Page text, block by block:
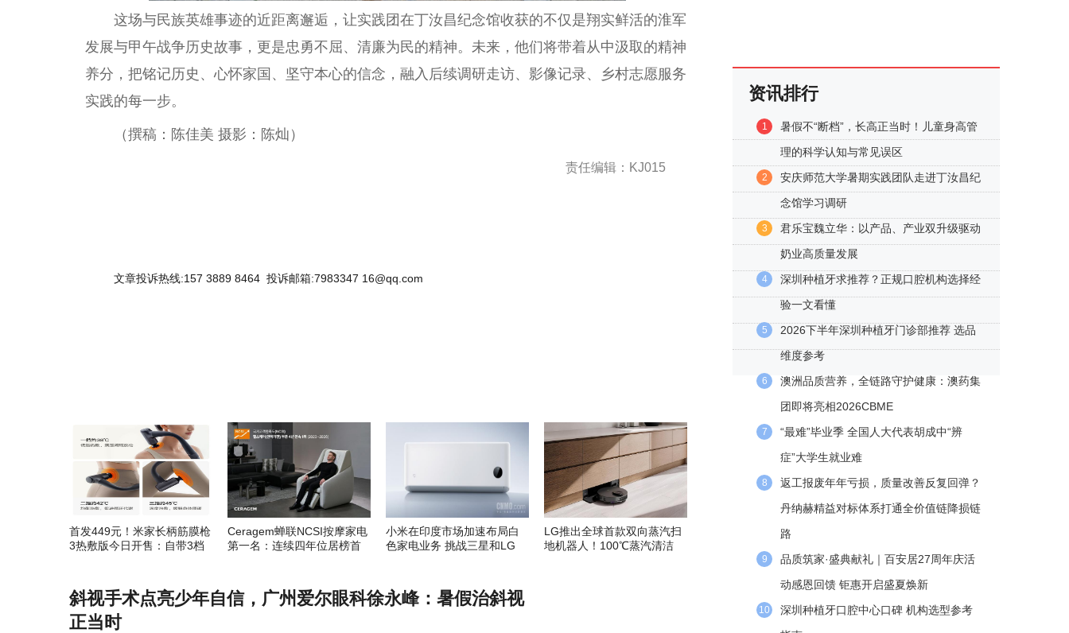
这场与民族英雄事迹的近距离邂逅，让实践团在丁汝昌纪念馆收获的不仅是翔实鲜活的淮军
发展与甲午战争历史故事，更是忠勇不屈、清廉为民的精神。未来，他们将带着从中汲取的精神
养分，把铭记历史、心怀家国、坚守本心的信念，融入后续调研走访、影像记录、乡村志愿服务
实践的每一步。
（撰稿：陈佳美 摄影：陈灿）
责任编辑：KJ015
文章投诉热线:157 3889 8464 投诉邮箱:7983347 16@qq.com
首发449元！米家长柄筋膜枪
3热敷版今日开售：自带3档
Ceragem蝉联NCSI按摩家电
第一名：连续四年位居榜首
小米在印度市场加速布局白
色家电业务 挑战三星和LG
LG推出全球首款双向蒸汽扫
地机器人！100℃蒸汽清洁
斜视手术点亮少年自信，广州爱尔眼科徐永峰：暑假治斜视
正当时
资讯排行
1
暑假不“断档”，长高正当时！儿童身高管
理的科学认知与常见误区
2
安庆师范大学暑期实践团队走进丁汝昌纪
念馆学习调研
3
君乐宝魏立华：以产品、产业双升级驱动
奶业高质量发展
4
深圳种植牙求推荐？正规口腔机构选择经
验一文看懂
5
2026下半年深圳种植牙门诊部推荐 选品
维度参考
6
澳洲品质营养，全链路守护健康：澳药集
团即将亮相2026CBME
7
“最难”毕业季 全国人大代表胡成中“辨
症”大学生就业难
8
返工报废年年亏损，质量改善反复回弹？
丹纳赫精益对标体系打通全价值链降损链
路
9
品质筑家·盛典献礼｜百安居27周年庆活
动感恩回馈 钜惠开启盛夏焕新
10
深圳种植牙口腔中心口碑 机构选型参考